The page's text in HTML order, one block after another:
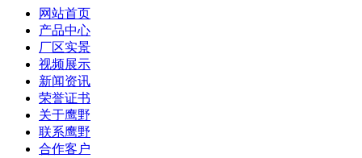
网站首页
产品中心
厂区实景
视频展示
新闻资讯
荣誉证书
关于鹰野
联系鹰野
合作客户